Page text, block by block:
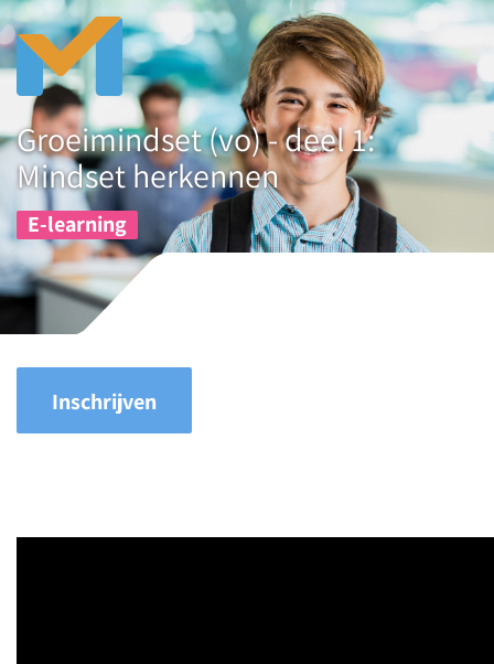
Groeimindset (vo) - deel 1:
Mindset herkennen
E-learning
Inschrijven